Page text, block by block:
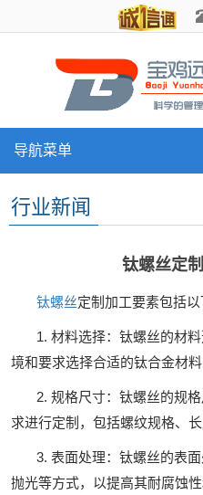
导航菜单
行业新闻
钛螺丝定
钛螺丝定制加工要素包括以
1. 材料选择：钛螺丝的材料
境和要求选择合适的钛合金材料
2. 规格尺寸：钛螺丝的规格
求进行定制，包括螺纹规格、长
3. 表面处理：钛螺丝的表面
抛光等方式，以提高其耐腐蚀性